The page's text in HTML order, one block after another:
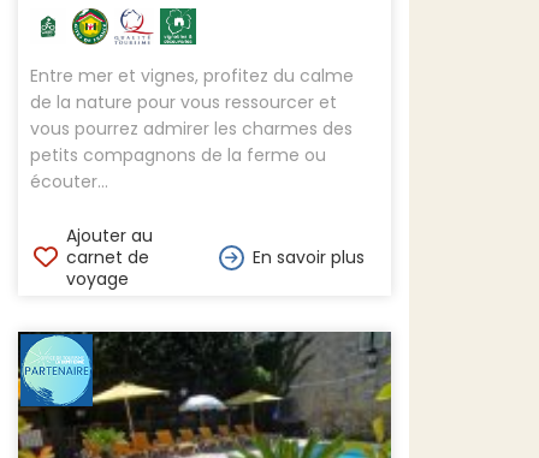
Entre mer et vignes, profitez du calme
de la nature pour vous ressourcer et
vous pourrez admirer les charmes des
petits compagnons de la ferme ou
écouter...
Ajouter au
carnet de
voyage
En savoir plus